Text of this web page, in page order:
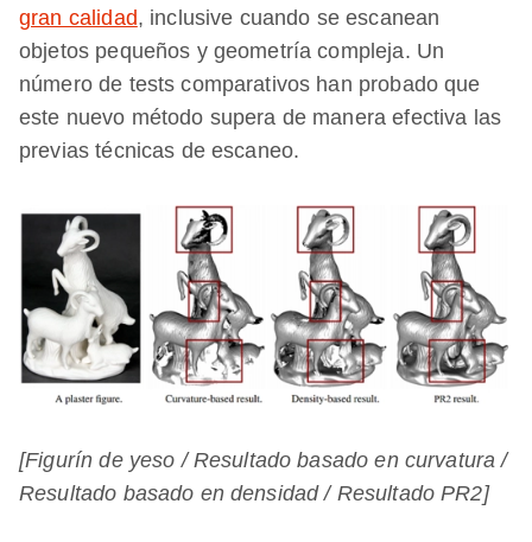
gran calidad, inclusive cuando se escanean
objetos pequeños y geometría compleja. Un
número de tests comparativos han probado que
este nuevo método supera de manera efectiva las
previas técnicas de escaneo.
[Figurín de yeso / Resultado basado en curvatura /
Resultado basado en densidad / Resultado PR2]